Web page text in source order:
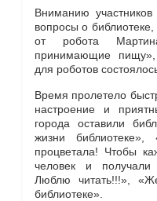
Вниманию
вопросы о
от робота
принимающие пищу»,
для роботов
Время пролетело
настроение и
города оставили
жизни
процветала! Чтобы
человек и
Люблю читать!!!»,
библиотеке».